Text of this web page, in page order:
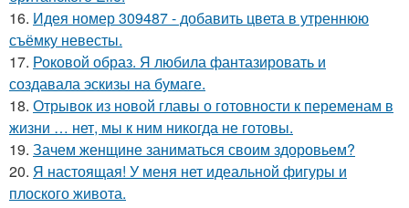
16. Идея номер 309487 - добавить цвета в утреннюю
съёмку невесты.
17. Роковой образ. Я любила фантазировать и
создавала эскизы на бумаге.
18. Отрывок из новой главы о готовности к переменам в
жизни … нет, мы к ним никогда не готовы.
19. Зачем женщине заниматься своим здоровьем?
20. Я настоящая! У меня нет идеальной фигуры и
плоского живота.